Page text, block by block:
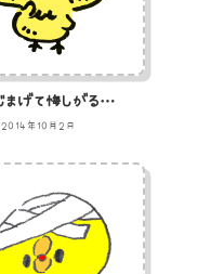
口をねじまげて悔しがるひよこのイラスト
2014年10月2日